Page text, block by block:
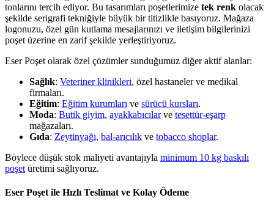
tonlarını tercih ediyor. Bu tasarımları poşetlerimize tek renk olacak
şekilde serigrafi tekniğiyle büyük bir titizlikle basıyoruz. Mağaza
logonuzu, özel gün kutlama mesajlarınızı ve iletişim bilgilerinizi
poşet üzerine en zarif şekilde yerleştiriyoruz.
Eser Poşet olarak özel çözümler sunduğumuz diğer aktif alanlar:
Sağlık: Veteriner klinikleri, özel hastaneler ve medikal
firmaları.
Eğitim: Eğitim kurumları ve sürücü kursları.
Moda: Butik giyim, ayakkabıcılarve tesettür-eşarp
mağazaları.
Gıda: Zeytinyağı, bal-arıcılık ve tobacco shoplar.
Böylece düşük stok maliyeti avantajıyla minimum 10 kg baskılı
poşet üretimi sağlıyoruz.
Eser Poşet ile Hızlı Teslimat ve Kolay Ödeme